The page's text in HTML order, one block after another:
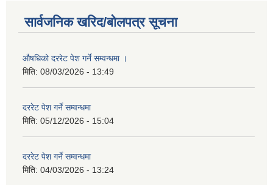
सार्वजनिक खरिद/बोलपत्र सूचना
औषधिको दररेट पेश गर्ने सम्वन्धमा ।
मिति: 08/03/2026 - 13:49
दररेट पेश गर्ने सम्वन्धमा
मिति: 05/12/2026 - 15:04
दररेट पेश गर्ने सम्वन्धमा
मिति: 04/03/2026 - 13:24